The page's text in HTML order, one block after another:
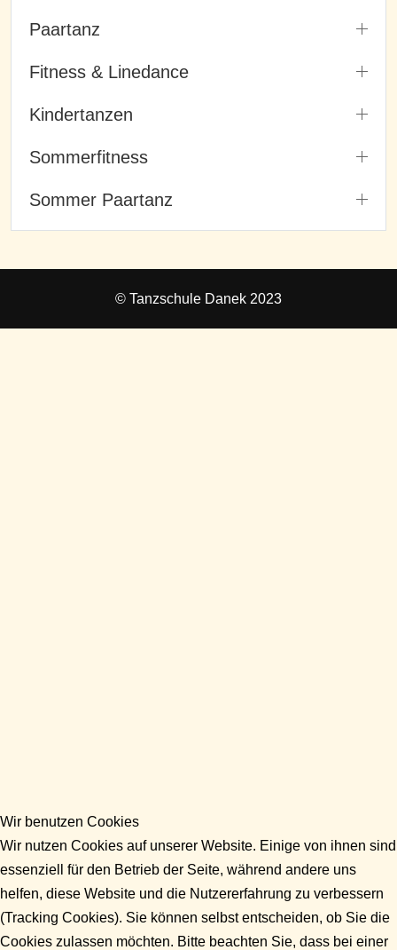
Paartanz
Fitness & Linedance
Kindertanzen
Sommerfitness
Sommer Paartanz
© Tanzschule Danek 2023
Wir benutzen Cookies
Wir nutzen Cookies auf unserer Website. Einige von ihnen sind
essenziell für den Betrieb der Seite, während andere uns
helfen, diese Website und die Nutzererfahrung zu verbessern
(Tracking Cookies). Sie können selbst entscheiden, ob Sie die
Cookies zulassen möchten. Bitte beachten Sie, dass bei einer